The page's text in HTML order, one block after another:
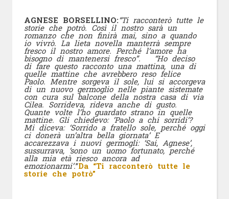
AGNESE BORSELLINO:“Ti racconterò tutte le
storie che potrò. Così il nostro sarà un
romanzo che non finirà mai, sino a quando
io vivrò. La lieta novella manterrà sempre
fresco il nostro amore. Perché l’amore ha
bisogno di mantenersi fresco”. “Ho deciso
di fare questo racconto una mattina, una di
quelle mattine che avrebbero reso felice
Paolo. Mentre sorgeva il sole, lui si accorgeva
di un nuovo germoglio nelle piante sistemate
con cura sul balcone della nostra casa di via
Cilea. Sorrideva, rideva anche di gusto.
Quante volte l’ho guardato strano in quelle
mattine. Gli chiedevo: ‘Paolo a chi sorridi’?
Mi diceva: ‘Sorrido a fratello sole, perché oggi
ci donerà un’altra bella giornata’ E
accarezzava i nuovi germogli: ‘Sai, Agnese’,
sussurrava, ‘sono un uomo fortunato, perché
alla mia età riesco ancora ad
emozionarmi’.”Da “Ti racconterò tutte le
storie che potrò”